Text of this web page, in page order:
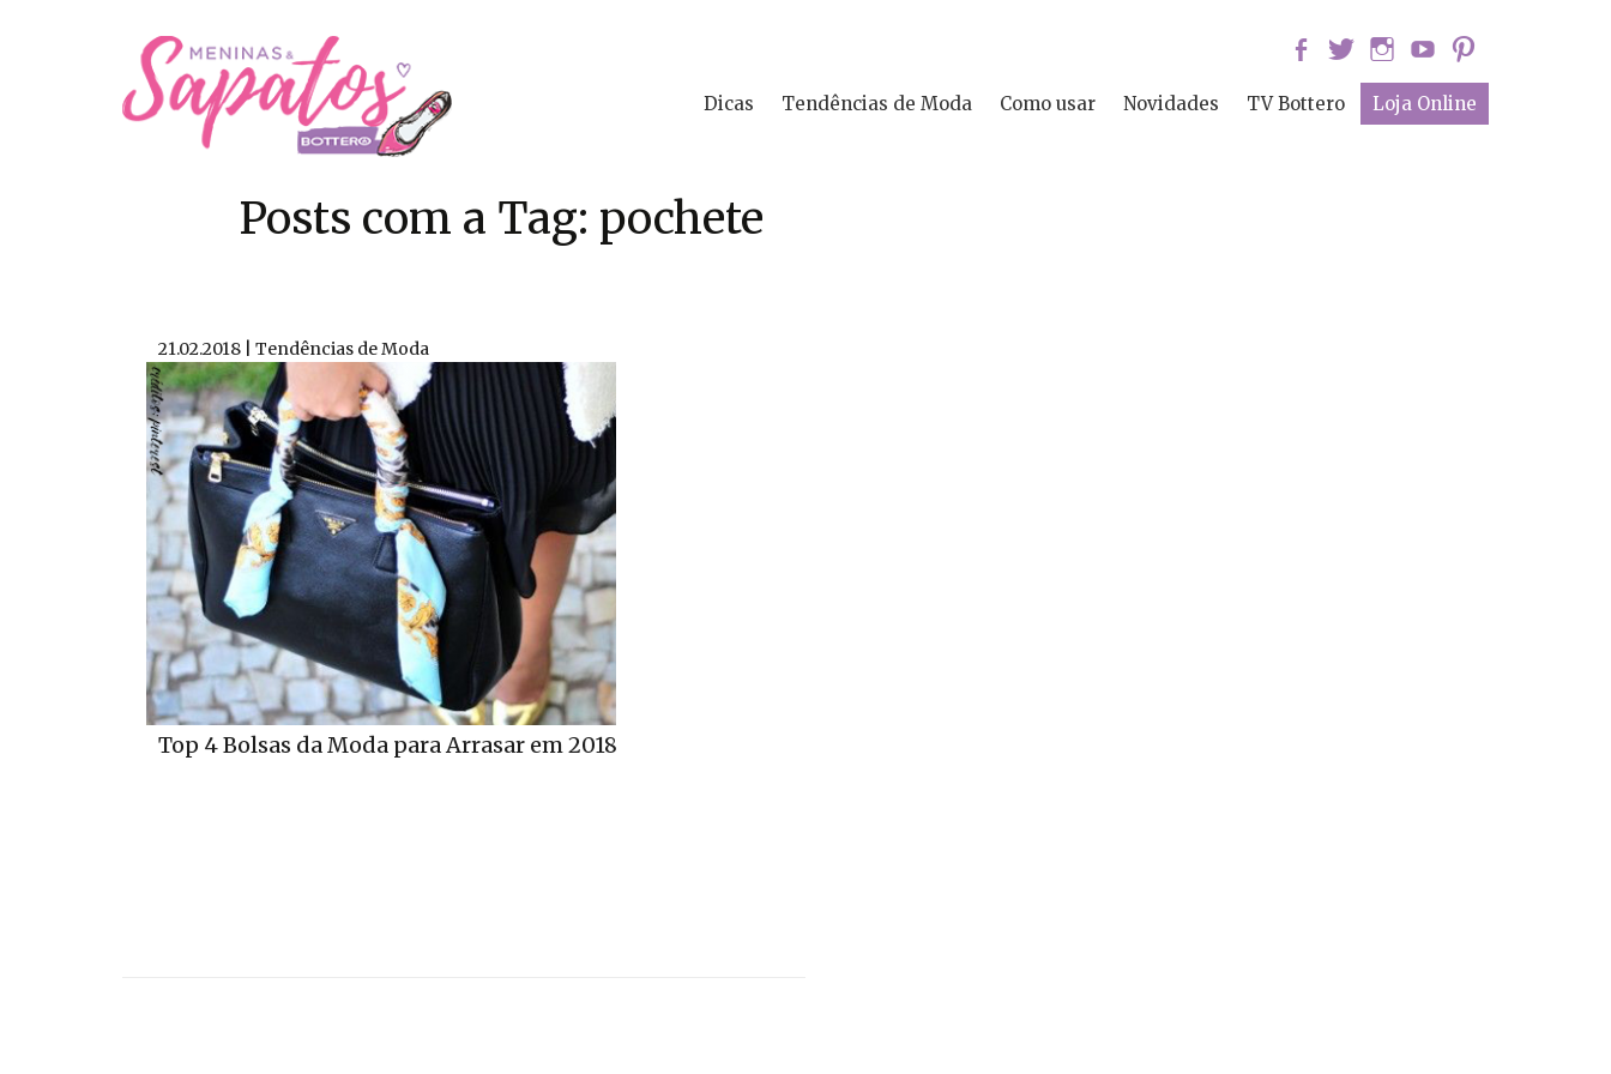
Dicas Tendências de Moda Como usar Novidades TV Bottero Loja Online
Posts com a Tag: pochete
21.02.2018 | Tendências de Moda
Top 4 Bolsas da Moda para Arrasar em 2018